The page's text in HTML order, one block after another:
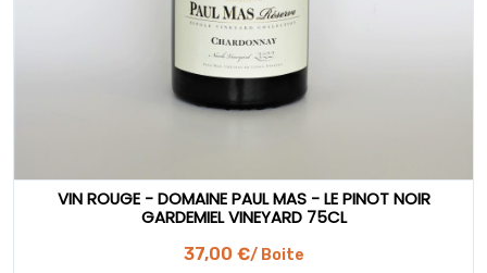
VIN ROUGE - DOMAINE PAUL MAS - LE PINOT NOIR
GARDEMIEL VINEYARD 75CL
37,00 €/ Boite